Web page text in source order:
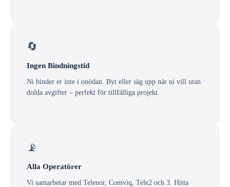
🔄
Ingen Bindningstid
Ni binder er inte i onödan. Byt eller säg upp när ni vill utan
dolda avgifter – perfekt för tillfälliga projekt.
📡
Alla Operatörer
Vi samarbetar med Telenor, Comviq, Tele2 och 3. Hitta